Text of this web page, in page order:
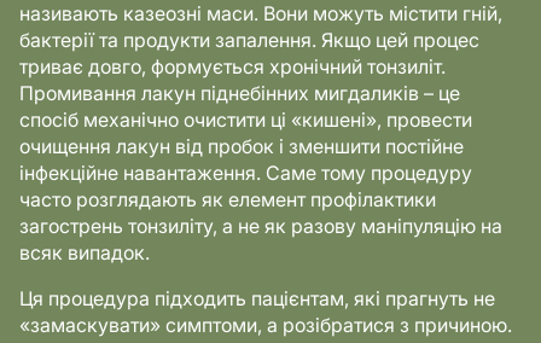
називають казеозні маси. Вони можуть містити гній,
бактерії та продукти запалення. Якщо цей процес
триває довго, формується хронічний тонзиліт.
Промивання лакун піднебінних мигдаликів – це
спосіб механічно очистити ці «кишені», провести
очищення лакун від пробок і зменшити постійне
інфекційне навантаження. Саме тому процедуру
часто розглядають як елемент профілактики
загострень тонзиліту, а не як разову маніпуляцію на
всяк випадок.
Ця процедура підходить пацієнтам, які прагнуть не
«замаскувати» симптоми, а розібратися з причиною.